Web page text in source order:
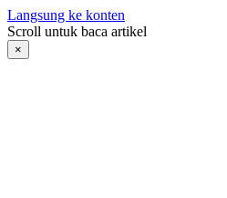
Langsung ke konten
Scroll untuk baca artikel
×